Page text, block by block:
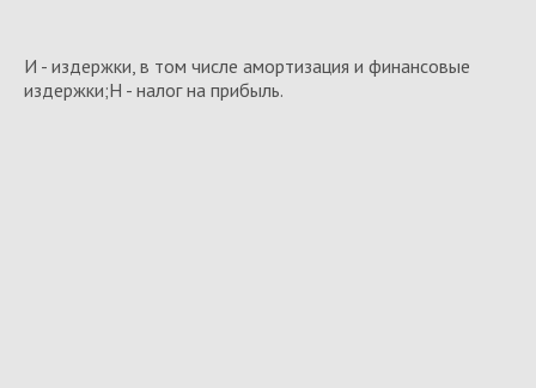
И - издержки, в том числе амортизация и финансовые
издержки;Н - налог на прибыль.